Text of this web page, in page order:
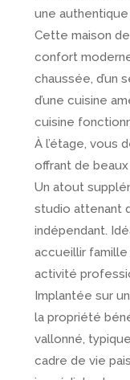
une
Cette maison
confort
chaussée, d’un
d’une cuisine
cuisine
À l’étage, vous
offrant de beaux
Un atout
studio attenant
indépendant.
accueillir
activité
Implantée sur
la propriété
vallonné,
cadre de vie